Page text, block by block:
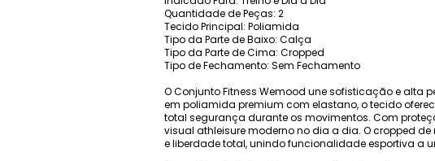
Quantidade de Peças: 2
Tecido Principal: Poliamida
Tipo da Parte de Baixo: Calça
Tipo da Parte de Cima: Cropped
Tipo de Fechamento: Sem Fechamento
O Conjunto Fitness Wemood une sofisticação e
em poliamida premium com elastano, o tecido
total segurança durante os movimentos. Com
visual athleisure moderno no dia a dia. O cropped
e liberdade total, unindo funcionalidade esportiva a